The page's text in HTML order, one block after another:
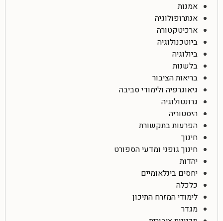
אמנות
אנתרופולוגיה
ארכיטקטורה
ביוטכנולוגיה
ביולוגיה
בלשנות
בריאות הציבור
גיאוגרפיה ולימודי סביבה
גרונטולוגיה
היסטוריה
הפרעות בתקשורת
חינוך
חינוך גופני ומדעי הספורט
יהדות
יחסים בינלאומיים
כלכלה
לימודי המזרח התיכון
מגדר